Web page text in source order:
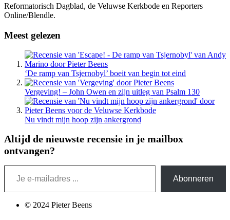
Reformatorisch Dagblad, de Veluwse Kerkbode en Reporters
Online/Blendle.
Meest gelezen
‘De ramp van Tsjernobyl’ boeit van begin tot eind
Vergeving! – John Owen en zijn uitleg van Psalm 130
Nu vindt mijn hoop zijn ankergrond
Altijd de nieuwste recensie in je mailbox
ontvangen?
Je e-mailadres ...
Abonneren
© 2024 Pieter Beens